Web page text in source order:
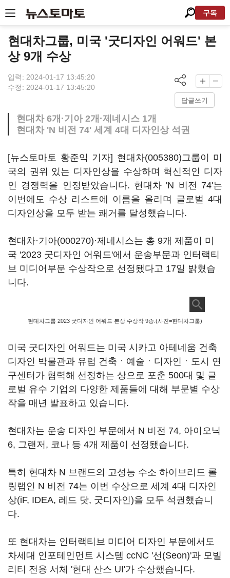
구독
현대차그룹, 미국 '굿디자인 어워드' 본
상 9개 수상
입력: 2024-01-17 13:45:20
수정: 2024-01-17 13:45:20
답글쓰기
현대차 6개·기아 2개·제네시스 1개
현대차 'N 비전 74' 세계 4대 디자인상 석권
[뉴스토마토 황준익 기자] 현대차(005380)그룹이 미
국의 권위 있는 디자인상을 수상하며 혁신적인 디자
인 경쟁력을 인정받았습니다. 현대차 'N 비전 74'는
이번에도 수상 리스트에 이름을 올리며 글로벌 4대
디자인상을 모두 받는 쾌거를 달성했습니다.
현대차·기아(000270)·제네시스는 총 9개 제품이 미
국 '2023 굿디자인 어워드'에서 운송부문과 인터랙티
브 미디어부문 수상작으로 선정됐다고 17일 밝혔습
니다.
현대차그룹 2023 굿디자인 어워드 본상 수상작 9종.(사진=현대차그룹)
미국 굿디자인 어워드는 미국 시카고 아테네움 건축
디자인 박물관과 유럽 건축ㆍ예술ㆍ디자인ㆍ도시 연
구센터가 협력해 선정하는 상으로 포춘 500대 및 글
로벌 유수 기업의 다양한 제품들에 대해 부문별 수상
작을 매년 발표하고 있습니다.
현대차는 운송 디자인 부문에서 N 비전 74, 아이오닉
6, 그랜저, 코나 등 4개 제품이 선정됐습니다.
특히 현대차 N 브랜드의 고성능 수소 하이브리드 롤
링랩인 N 비전 74는 이번 수상으로 세계 4대 디자인
상(iF, IDEA, 레드 닷, 굿디자인)을 모두 석권했습니
다.
또 현대차는 인터랙티브 미디어 디자인 부문에서도
차세대 인포테인먼트 시스템 ccNC '선(Seon)'과 모빌
리티 전용 서체 '현대 산스 UI'가 수상했습니다.